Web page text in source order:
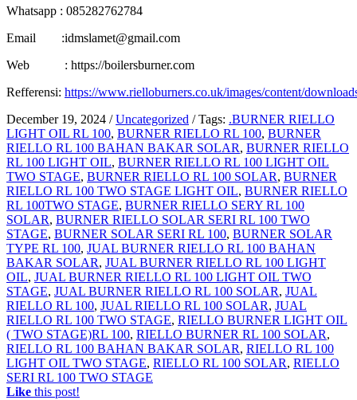
Whatsapp : 085282762784
Email :idmslamet@gmail.com
Web : https://boilersburner.com
Refferensi: https://www.rielloburners.co.uk/images/content/
December 19, 2024 / Uncategorized / Tags: .BURNER RIELLO
LIGHT OIL RL 100, BURNER RIELLO RL 100, BURNER
RIELLO RL 100 BAHAN BAKAR SOLAR, BURNER RIELLO
RL 100 LIGHT OIL, BURNER RIELLO RL 100 LIGHT OIL
TWO STAGE, BURNER RIELLO RL 100 SOLAR, BURNER
RIELLO RL 100 TWO STAGE LIGHT OIL, BURNER RIELLO
RL 100TWO STAGE, BURNER RIELLO SERY RL 100
SOLAR, BURNER RIELLO SOLAR SERI RL 100 TWO
STAGE, BURNER SOLAR SERI RL 100, BURNER SOLAR
TYPE RL 100, JUAL BURNER RIELLO RL 100 BAHAN
BAKAR SOLAR, JUAL BURNER RIELLO RL 100 LIGHT
OIL, JUAL BURNER RIELLO RL 100 LIGHT OIL TWO
STAGE, JUAL BURNER RIELLO RL 100 SOLAR, JUAL
RIELLO RL 100, JUAL RIELLO RL 100 SOLAR, JUAL
RIELLO RL 100 TWO STAGE, RIELLO BURNER LIGHT OIL
( TWO STAGE)RL 100, RIELLO BURNER RL 100 SOLAR,
RIELLO RL 100 BAHAN BAKAR SOLAR, RIELLO RL 100
LIGHT OIL TWO STAGE, RIELLO RL 100 SOLAR, RIELLO
SERI RL 100 TWO STAGE
Like this post!